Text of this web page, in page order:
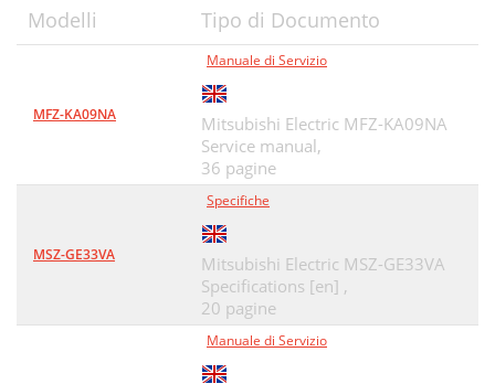
Modelli Tipo di Documento
MFZ-KA09NA
Manuale di Servizio
Mitsubishi Electric MFZ-KA09NA
Service manual,
36 pagine
MSZ-GE33VA
Specifiche
Mitsubishi Electric MSZ-GE33VA
Specifications [en] ,
20 pagine
Manuale di Servizio